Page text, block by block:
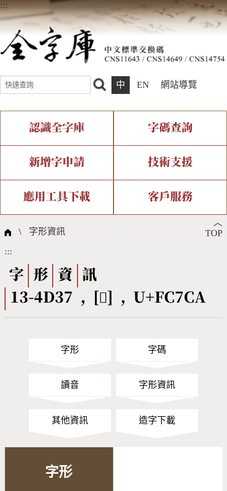
:::
中 EN 網站導覽
認識全字庫
全字庫介紹 全字庫現況
中文碼介紹 專有名詞介紹
國際字碼相關組織
字碼查詢
IDS查詢 部件查詢
複合查詢 注音查詢
筆畫查詢
筆順序查詢
CNS查詢 Unicode查詢
新增字申請
新字申請處理流程
技術支援
字形即時顯示 造字解決方案
全字庫授權 轉碼Web Service
應用工具下載
個人電腦造字處理工具
字形下載
客戶服務
問題集
熱門查詢統計
︿
TOP
\ 字形資訊
:::
字 形 資
訊
13-4D37 , [󼟊] , U+FC7CA
字形 字碼
讀音 字形資訊
其他資訊 造字下載
字形